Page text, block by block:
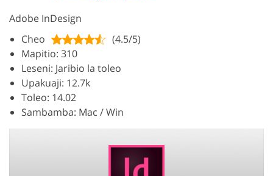
Adobe InDesign
Cheo
(4.5/5)
Mapitio: 310
Leseni: Jaribio la toleo
Upakuaji: 12.7k
Toleo: 14.02
Sambamba: Mac / Win